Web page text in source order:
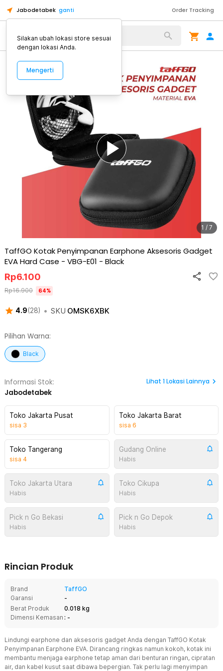
Jabodetabek ganti Order Tracking
Alat Kopi
1 / 7
TaffGO Kotak Penyimpanan Earphone Aksesoris Gadget
EVA Hard Case - VBG-E01 - Black
4.9(28) • SKU OMSK6XBK
Rp6.100
Rp16.900 64%
Pilihan Warna:
Black
Informasi Stok:
Jabodetabek
Lihat 1Lokasi Lainnya
Toko Jakarta Pusat
sisa 3
Toko Jakarta Barat
sisa 6
Toko Tangerang
sisa 4
Gudang Online
Habis
Toko Jakarta Utara
Habis
Toko Cikupa
Habis
Pick n Go Bekasi
Habis
Pick n Go Depok
Habis
Rincian Produk
Brand
TaffGO
Garansi
-
Berat Produk
0.018 kg
Dimensi Kemasan : -
Lindungi earphone dan aksesoris gadget Anda dengan TaffGO Kotak
Penyimpanan Earphone EVA. Dirancang ringkas namun kokoh, kotak ini
membantu menjaga earphone tetap aman dari benturan ringan, cipratan
air, dan kabel kusut saat dibawa bepergian. Tak perlu lagi menyimpan
Silakan ubah lokasi store sesuai
dengan lokasi Anda.
Mengerti